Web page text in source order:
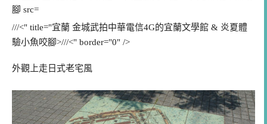
///<" title="宜蘭 金城武拍中華電信4G的宜蘭文學館 & 炎夏體
驗小魚咬腳>///<" border="0" />
外觀上走日式老宅風